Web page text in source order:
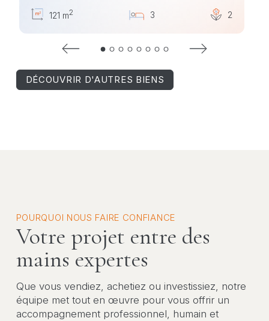
1
121 m2 3 2
DÉCOUVRIR D'AUTRES BIENS
POURQUOI NOUS FAIRE CONFIANCE
Votre projet entre des
mains expertes
Que vous vendiez, achetiez ou investissiez, notre
équipe met tout en œuvre pour vous offrir un
accompagnement professionnel, humain et